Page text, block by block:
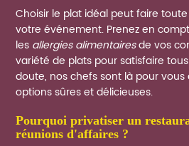
Choisir le plat idéal peut faire
votre événement. Prenez en
les allergies alimentairesde vos
variété de plats pour satisfaire
doute, nos chefs sont là pour vous
options sûres et délicieuses.
pourquoi privatiser un restaurant pour des
réunions d'affaires ?